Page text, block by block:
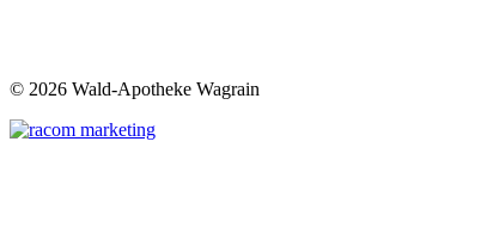
© 2026 Wald-Apotheke Wagrain